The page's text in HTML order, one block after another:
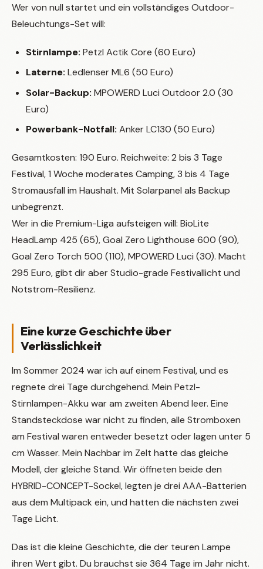
Wer von null startet und ein vollständiges Outdoor-
Beleuchtungs-Set will:
Stirnlampe: Petzl Actik Core (60 Euro)
Laterne: Ledlenser ML6 (50 Euro)
Solar-Backup: MPOWERD Luci Outdoor 2.0 (30
Euro)
Powerbank-Notfall: Anker LC130 (50 Euro)
Gesamtkosten: 190 Euro. Reichweite: 2 bis 3 Tage
Festival, 1 Woche moderates Camping, 3 bis 4 Tage
Stromausfall im Haushalt. Mit Solarpanel als Backup
unbegrenzt.
Wer in die Premium-Liga aufsteigen will: BioLite
HeadLamp 425 (65), Goal Zero Lighthouse 600 (90),
Goal Zero Torch 500 (110), MPOWERD Luci (30). Macht
295 Euro, gibt dir aber Studio-grade Festivallicht und
Notstrom-Resilienz.
Eine kurze Geschichte über
Verlässlichkeit
Im Sommer 2024 war ich auf einem Festival, und es
regnete drei Tage durchgehend. Mein Petzl-
Stirnlampen-Akku war am zweiten Abend leer. Eine
Standsteckdose war nicht zu finden, alle Stromboxen
am Festival waren entweder besetzt oder lagen unter 5
cm Wasser. Mein Nachbar im Zelt hatte das gleiche
Modell, der gleiche Stand. Wir öffneten beide den
HYBRID-CONCEPT-Sockel, legten je drei AAA-Batterien
aus dem Multipack ein, und hatten die nächsten zwei
Tage Licht.
Das ist die kleine Geschichte, die der teuren Lampe
ihren Wert gibt. Du brauchst sie 364 Tage im Jahr nicht.